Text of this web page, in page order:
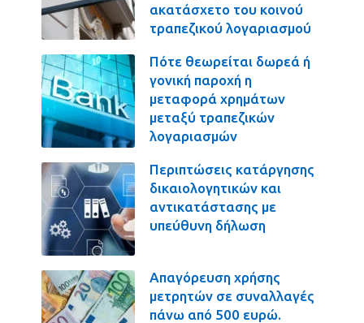
ακατάσχετο του κοινού
τραπεζικού λογαριασμού
Πότε θεωρείται δωρεά ή
γονική παροχή η
μεταφορά χρημάτων
μεταξύ τραπεζικών
λογαριασμών
Περιπτώσεις κατάργησης
δικαιολογητικών και
αντικατάστασης με
υπεύθυνη δήλωση
Απαγόρευση χρήσης
μετρητών σε συναλλαγές
πάνω από 500 ευρώ.